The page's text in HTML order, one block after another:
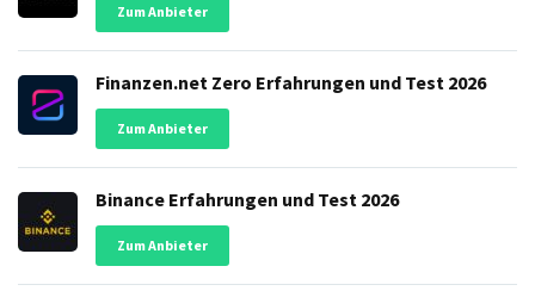
Zum Anbieter
Finanzen.net Zero Erfahrungen und Test 2026
Zum Anbieter
Binance Erfahrungen und Test 2026
Zum Anbieter